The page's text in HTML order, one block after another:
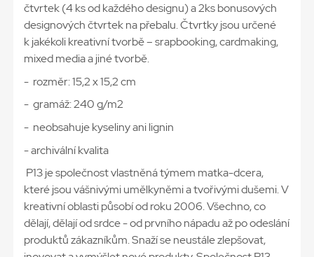
čtvrtek (4 ks od každého designu) a 2ks bonusových
designových čtvrtek na přebalu. Čtvrtky jsou určené
k jakékoli kreativní tvorbě – srapbooking, cardmaking,
mixed media a jiné tvorbě.
- rozměr: 15,2 x 15,2 cm
- gramáž: 240 g/m2
- neobsahuje kyseliny ani lignin
- archivální kvalita
P13 je společnost vlastněná týmem matka-dcera,
které jsou vášnivými umělkyněmi a tvořivými dušemi. V
kreativní oblasti působí od roku 2006. Všechno, co
dělají, dělají od srdce - od prvního nápadu až po odeslání
produktů zákazníkům. Snaží se neustále zlepšovat,